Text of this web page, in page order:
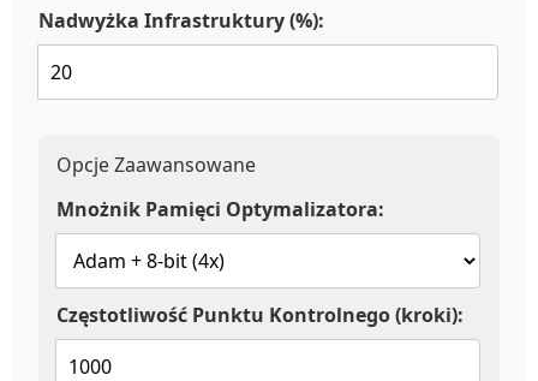
Nadwyżka Infrastruktury (%):
Opcje Zaawansowane
Mnożnik Pamięci Optymalizatora:
Częstotliwość Punktu Kontrolnego (kroki):